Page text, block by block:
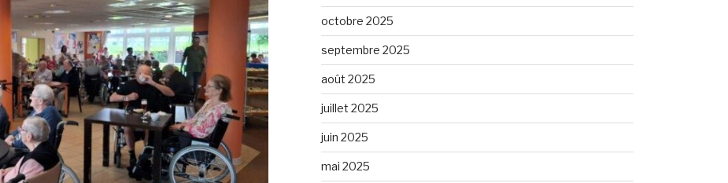
octobre 2025
septembre 2025
août 2025
juillet 2025
juin 2025
mai 2025